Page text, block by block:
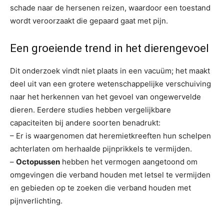
schade naar de hersenen reizen, waardoor een toestand
wordt veroorzaakt die gepaard gaat met pijn.
Een groeiende trend in het dierengevoel
Dit onderzoek vindt niet plaats in een vacuüm; het maakt
deel uit van een grotere wetenschappelijke verschuiving
naar het herkennen van het gevoel van ongewervelde
dieren. Eerdere studies hebben vergelijkbare
capaciteiten bij andere soorten benadrukt:
– Er is waargenomen dat heremietkreeften hun schelpen
achterlaten om herhaalde pijnprikkels te vermijden.
– Octopussen hebben het vermogen aangetoond om
omgevingen die verband houden met letsel te vermijden
en gebieden op te zoeken die verband houden met
pijnverlichting.